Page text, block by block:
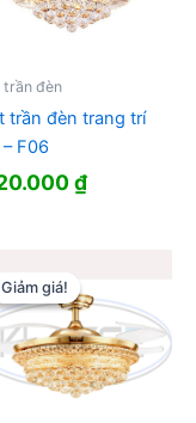
trần đèn
trần đèn trang trí
F06
₫
Giảm giá!
Giảm giá!